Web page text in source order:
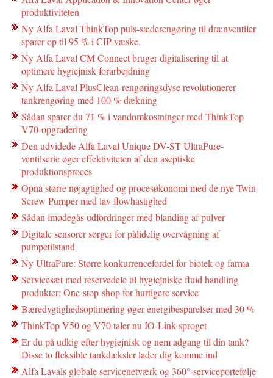
produktiviteten
Ny Alfa Laval ThinkTop puls-sæderengøring til drænventiler
sparer op til 95 % i CIP-væske.
Ny Alfa Laval CM Connect bruger digitalisering til at
optimere hygiejnisk forarbejdning
Ny Alfa Laval PlusClean-rengøringsdyse revolutionerer
tankrengøring med 100 % dækning
Sådan sparer du 71 % i vandomkostninger med ThinkTop
V70-opgradering
Den udvidede Alfa Laval Unique DV-ST UltraPure-
ventilserie øger effektiviteten af den aseptiske
produktionsproces
Opnå større nøjagtighed og procesøkonomi med de nye Twin
Screw Pumper med lav flowhastighed
Sådan imødegås udfordringer med blanding af pulver
Digitale sensorer sørger for pålidelig overvågning af
pumpetilstand
Ny UltraPure: Større konkurrencefordel for biotek og farma
Servicesæt med reservedele til hygiejniske fluid handling
produkter: One-stop-shop for hurtigere service
Bæredygtighedsoptimering øger energibesparelser med 30 %
ThinkTop V50 og V70 taler nu IO-Link-sproget
Er du på udkig efter hygiejnisk og nem adgang til din tank?
Disse to fleksible tankdæksler lader dig komme ind
Alfa Lavals globale servicenetværk og 360°-serviceportefølje